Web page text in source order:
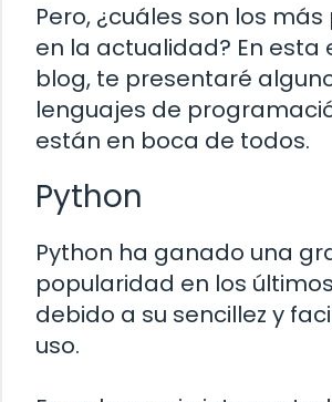
Pero, ¿cuáles son los
en la actualidad? En esta
blog, te presentaré
lenguajes de
están en boca de todos.
Python
Python ha ganado una
popularidad en los
debido a su sencillez y
uso.